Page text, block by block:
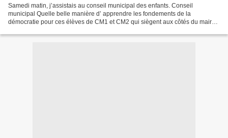
Samedi matin, j’assistais au conseil municipal des enfants. Conseil
municipal Quelle belle manière d’ apprendre les fondements de la
démocratie pour ces élèves de CM1 et CM2 qui siègent aux côtés du maire,